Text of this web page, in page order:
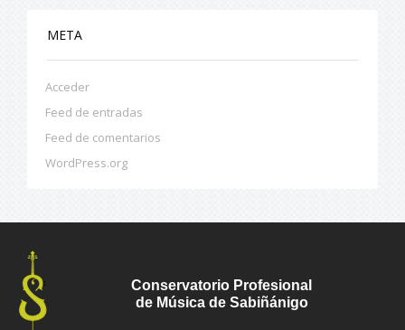
META
Acceder
Feed de entradas
Feed de comentarios
WordPress.org
Conservatorio Profesional
de Música de Sabiñánigo